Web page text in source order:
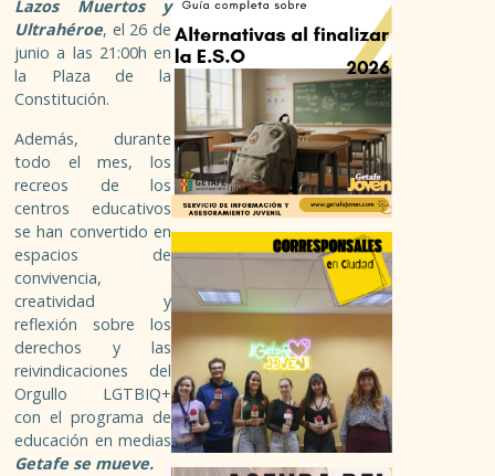
PUBLICACIONES
CARNÉS
FORMACIÓN TIEMPO LIBRE
OCIO EN GETAFE
MEDIO AMBIENTE
SALUD
Lazos Muertos y
Ultrahéroe, el 26 de
junio a las 21:00h en
la Plaza de la
Constitución.
Además, durante
todo el mes, los
recreos de los
centros educativos
se han convertido en
espacios de
convivencia,
creatividad y
reflexión sobre los
derechos y las
reivindicaciones del
Orgullo LGTBIQ+
con el programa de
educación en medias
Getafe se mueve.